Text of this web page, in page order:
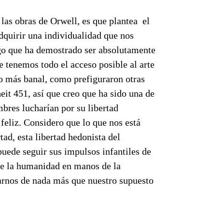
obras de Orwell, es que plantea el
una individualidad que nos
que ha demostrado ser absolutamente
tenemos todo el acceso posible al arte
banal, como prefiguraron otras
451, así que creo que ha sido una de
lucharían por su libertad
Considero que lo que nos está
esta libertad hedonista del
seguir sus impulsos infantiles de
la humanidad en manos de la
de nada más que nuestro supuesto